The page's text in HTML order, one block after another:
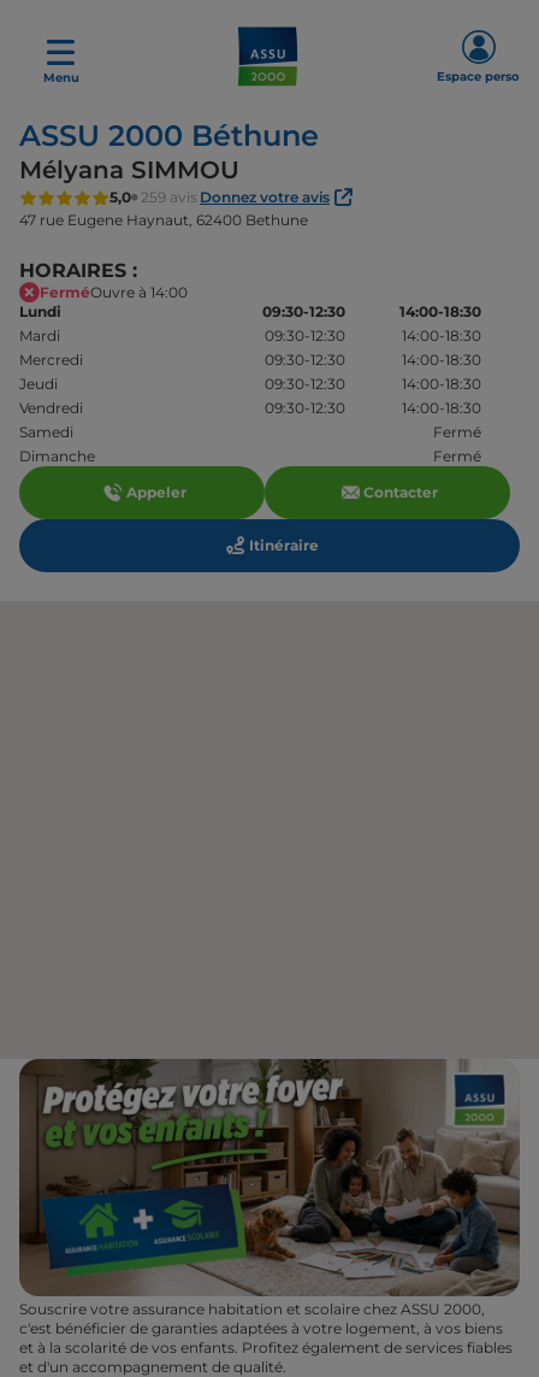
Menu Espace perso
ASSU 2000 Béthune
Mélyana SIMMOU
5,0 259 avis Donnez votre avis
47 rue Eugene Haynaut, 62400 Bethune
HORAIRES :
FerméOuvre à 14:00
Lundi
09:30-12:30
14:00-18:30
Mardi
09:30-12:30
14:00-18:30
Mercredi
09:30-12:30
14:00-18:30
Jeudi
09:30-12:30
14:00-18:30
Vendredi
09:30-12:30
14:00-18:30
Samedi
Fermé
Dimanche
Fermé
Appeler
Contacter
Itinéraire
Souscrire votre assurance habitation et scolaire chez ASSU 2000,
c'est bénéficier de garanties adaptées à votre logement, à vos biens
et à la scolarité de vos enfants. Profitez également de services fiables
et d'un accompagnement de qualité.